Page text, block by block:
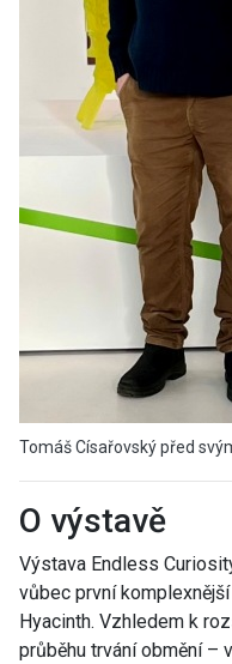
Tomáš Císařovský před
O výstavě
Výstava Endless
vůbec první
Hyacinth. Vzhledem k
průběhu trvání obmění –